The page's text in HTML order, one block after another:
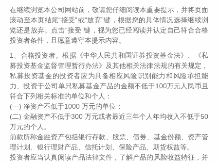
19年 200亿
伟志思考
始于2011年，吴伟志的第 167 篇每月投资思考，与您分享
08 / 2026
在继续浏览本公司网站前，敬请您仔细阅读本重要提示，并将页面
滚动至本页结尾“接受”或“放弃”键，根据您的具体情况选择继续浏
览还是放弃。点击“接受”键，视为您已经阅读并认定自己符合合格
投资者条件，且愿意遵守本提示内容。
1、合格投资者。根据《中华人民共和国证券投资基金法》、《私
募投资基金监督管理暂行办法》及其他相关法律法规的有关规定，
私募投资基金的投资者应为具备相应风险识别能力和风险承担能
力、投资于公司单只私募基金产品的金额不低于100万元人民币且
符合下列相关标准的单位和个人：
(一) 净资产不低于1000 万元的单位；
(二) 金融资产不低于300 万元或者最近三年个人年均收入不低于50
万元的个人。
前款所称金融资产包括银行存款、股票、债券、基金份额、资产管
理计划、银行理财产品、信托计划、保险产品、期货权益等。
投资者应当认真阅读产品法律文件，了解产品的风险收益特征，并